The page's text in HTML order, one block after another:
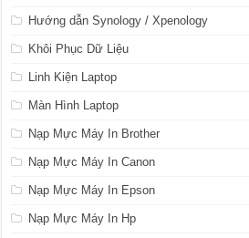
Hướng dẫn Synology / Xpenology
Khôi Phục Dữ Liệu
Linh Kiện Laptop
Màn Hình Laptop
Nạp Mực Máy In Brother
Nạp Mực Máy In Canon
Nạp Mực Máy In Epson
Nạp Mực Máy In Hp